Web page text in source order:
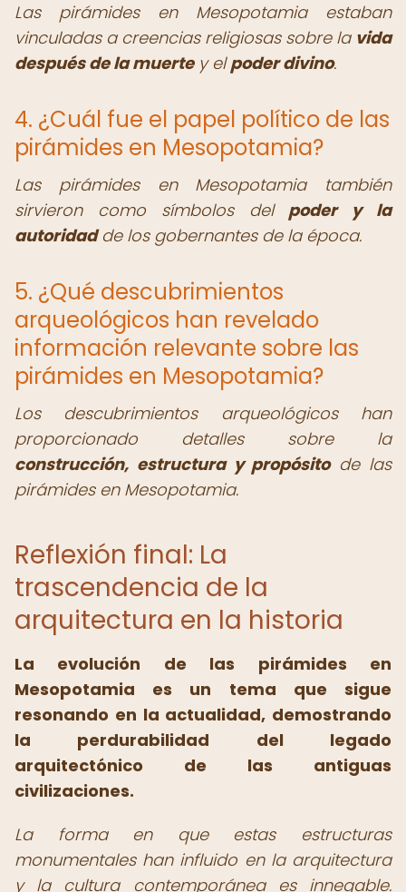
Las pirámides en Mesopotamia estaban
vinculadas a creencias religiosas sobre la vida
después de la muertey elpoder divino.
4. ¿Cuál fue el papel político de las
pirámides en Mesopotamia?
Las pirámides en Mesopotamia también
sirvieron como símbolos del poder y la
autoridadde los gobernantes de la época.
5. ¿Qué descubrimientos
arqueológicos han revelado
información relevante sobre las
pirámides en Mesopotamia?
Los descubrimientos arqueológicos han
proporcionado detalles sobre la
construcción, estructura y propósitode las
pirámides en Mesopotamia.
Reflexión final: La
trascendencia de la
arquitectura en la historia
La evolución de las pirámides en
Mesopotamia es un tema que sigue
resonando en la actualidad, demostrando
la perdurabilidad del legado
arquitectónico de las antiguas
civilizaciones.
La forma en que estas estructuras
monumentales han influido en la arquitectura
y la cultura contemporánea es innegable.